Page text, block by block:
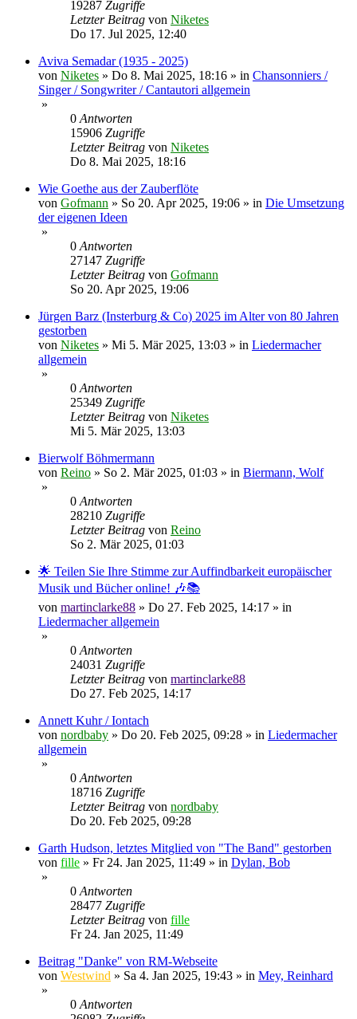
19287 Zugriffe
Letzter Beitrag von Niketes
Do 17. Jul 2025, 12:40
Aviva Semadar (1935 - 2025)
von Niketes » Do 8. Mai 2025, 18:16 » in Chansonniers /
Singer / Songwriter / Cantautori allgemein
»
0Antworten
15906 Zugriffe
Letzter Beitrag von Niketes
Do 8. Mai 2025, 18:16
Wie Goethe aus der Zauberflöte
von Gofmann » So 20. Apr 2025, 19:06 » in Die Umsetzung
der eigenen Ideen
»
0Antworten
27147 Zugriffe
Letzter Beitrag von Gofmann
So 20. Apr 2025, 19:06
Jürgen Barz (Insterburg & Co) 2025 im Alter von 80 Jahren
gestorben
von Niketes » Mi 5. Mär 2025, 13:03 » in Liedermacher
allgemein
»
0Antworten
25349 Zugriffe
Letzter Beitrag von Niketes
Mi 5. Mär 2025, 13:03
Bierwolf Böhmermann
von Reino » So 2. Mär 2025, 01:03 » in Biermann, Wolf
»
0Antworten
28210 Zugriffe
Letzter Beitrag von Reino
So 2. Mär 2025, 01:03
🌟 Teilen Sie Ihre Stimme zur Auffindbarkeit europäischer
Musik und Bücher online! 🎶📚
von martinclarke88 » Do 27. Feb 2025, 14:17 » in
Liedermacher allgemein
»
0Antworten
24031 Zugriffe
Letzter Beitrag von martinclarke88
Do 27. Feb 2025, 14:17
Annett Kuhr / Iontach
von nordbaby » Do 20. Feb 2025, 09:28 » in Liedermacher
allgemein
»
0Antworten
18716 Zugriffe
Letzter Beitrag von nordbaby
Do 20. Feb 2025, 09:28
Garth Hudson, letztes Mitglied von "The Band" gestorben
von fille » Fr 24. Jan 2025, 11:49 » in Dylan, Bob
»
0Antworten
28477 Zugriffe
Letzter Beitrag von fille
Fr 24. Jan 2025, 11:49
Beitrag "Danke" von RM-Webseite
von Westwind » Sa 4. Jan 2025, 19:43 » in Mey, Reinhard
»
0Antworten